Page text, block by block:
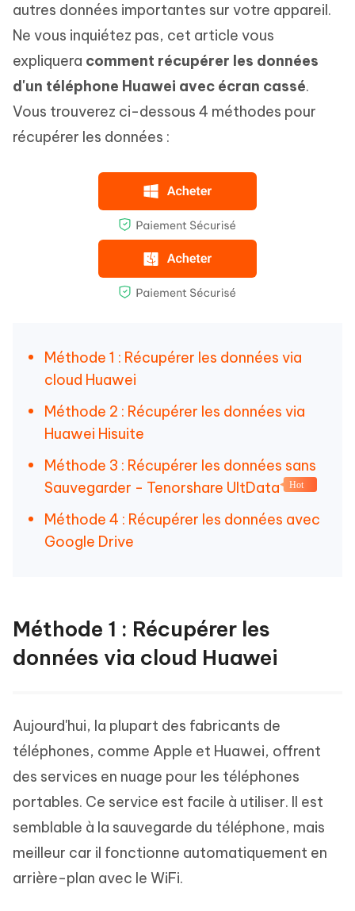
autres données importantes sur votre appareil.
Ne vous inquiétez pas, cet article vous
expliquera comment récupérer les données
d'un téléphone Huawei avec écran cassé.
Vous trouverez ci-dessous 4 méthodes pour
récupérer les données :
Méthode 1 : Récupérer les données via
cloud Huawei
Méthode 2 : Récupérer les données via
Huawei Hisuite
Méthode 3 : Récupérer les données sans
Sauvegarder - Tenorshare UltData
Hot
Méthode 4 : Récupérer les données avec
Google Drive
Méthode 1 : Récupérer les
données via cloud Huawei
Aujourd'hui, la plupart des fabricants de
téléphones, comme Apple et Huawei, offrent
des services en nuage pour les téléphones
portables. Ce service est facile à utiliser. Il est
semblable à la sauvegarde du téléphone, mais
meilleur car il fonctionne automatiquement en
arrière-plan avec le WiFi.